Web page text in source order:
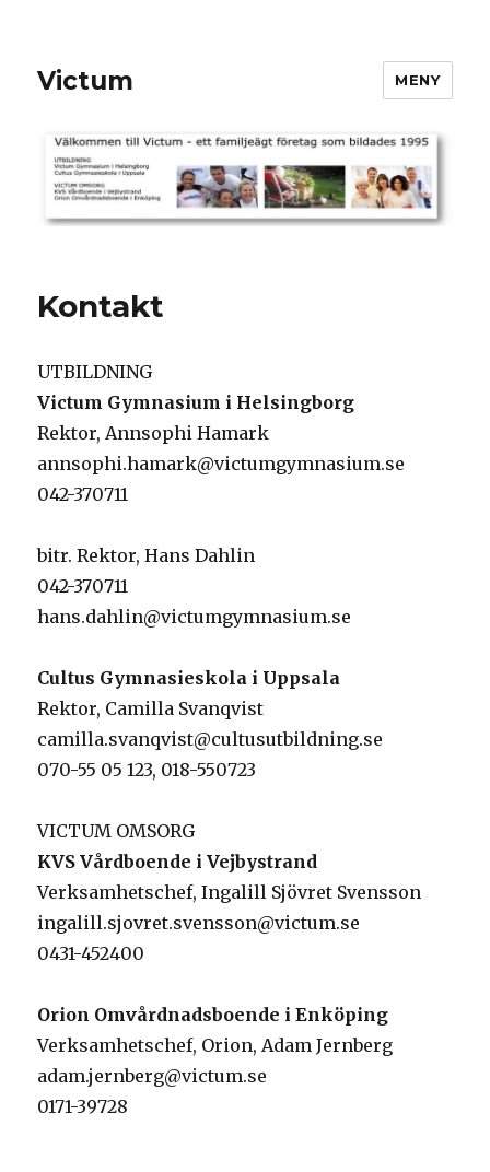
Victum MENY
Kontakt
UTBILDNING
Victum Gymnasium i Helsingborg
Rektor, Annsophi Hamark
annsophi.hamark@victumgymnasium.se
042-370711
bitr. Rektor, Hans Dahlin
042-370711
hans.dahlin@victumgymnasium.se
Cultus Gymnasieskola i Uppsala
Rektor, Camilla Svanqvist
camilla.svanqvist@cultusutbildning.se
070-55 05 123, 018-550723
VICTUM OMSORG
KVS Vårdboende i Vejbystrand
Verksamhetschef, Ingalill Sjövret Svensson
ingalill.sjovret.svensson@victum.se
0431-452400
Orion Omvårdnadsboende i Enköping
Verksamhetschef, Orion, Adam Jernberg
adam.jernberg@victum.se
0171-39728